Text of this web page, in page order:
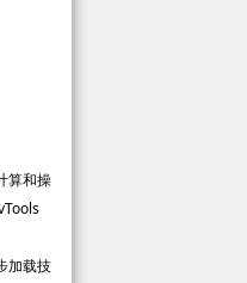
算和操
加载技